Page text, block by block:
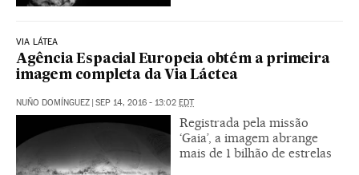
VIA LÁTEA
Agência Espacial Europeia obtém a primeira
imagem completa da Via Láctea
NUÑO DOMÍNGUEZ | SEP 14, 2016 - 13:02 EDT
Registrada pela missão
‘Gaia’, a imagem abrange
mais de 1 bilhão de estrelas